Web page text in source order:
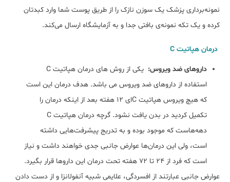
نمونه‌برداری پزشک یک سوزن نازک را از طریق پوست شما وارد کبدتان
کرده و یک تکه نمونه‌ی بافتی جدا و به آزمایشگاه ارسال می‌کند.
درمان هپاتیت C
داروهای ضد ویروس:
یکی از روش های درمان هپاتیت C
استفاده از داروهای ضد ویروس می باشد. هدف درمان این است
که هیچ ویروس هپاتیت Cای 12 هفته بعد از اینکه درمان را
تکمیل کردید در بدن یافت نشود. گرچه درمان هپاتیت C
دهه‌هاست که موجود بوده و به تدریج پیشرفت‌هایی داشته
است، ولی این درمان‌ها عوارض جانبی جدی خواهند داشت و نیاز
است که فرد از 24 تا 72 هفته تحت درمان این داروها قرار بگیرد.
عوارض جانبی عبارتند از افسردگی، علایمی شبیه آنفولانزا و از دست دادن